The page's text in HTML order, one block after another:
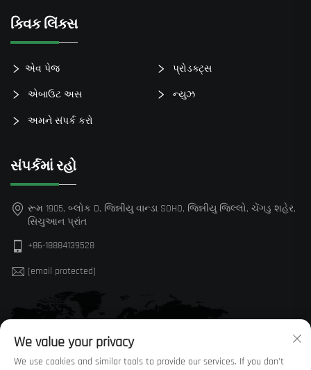
ક્વિક લિંક્સ
એવ પેજ પ્રોડક્ટ્સ
એબાઉટ અસ ન્યુઝ
અમને સંપર્ક કરો
સંપર્કમાં રહો
રૂમ 1905, બ્લોક D, જિન્નીયુ વાન્ડા SOHO, જિન્નીયુ જિલ્લો, ચેંગડુ શહેર,
સિચુઆન પ્રાંત
+86-18884139528
[email protected]
We value your privacy
We use cookies and similar tools to provide our services. If you don't